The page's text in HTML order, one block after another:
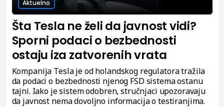
Aktuelno
Šta Tesla ne želi da javnost vidi?
Sporni podaci o bezbednosti
ostaju iza zatvorenih vrata
Kompanija Tesla je od holandskog regulatora tražila
da podaci o bezbednosti njenog FSD sistema ostanu
tajni. Iako je sistem odobren, stručnjaci upozoravaju
da javnost nema dovoljno informacija o testiranjima.